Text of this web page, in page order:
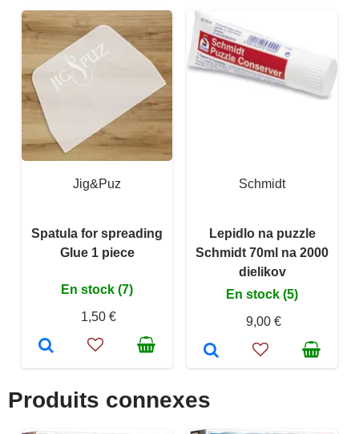
Jig&Puz
Spatula for spreading
Glue 1 piece
En stock (7)
1,50 €
Schmidt
Lepidlo na puzzle
Schmidt 70ml na 2000
dielikov
En stock (5)
9,00 €
Produits connexes